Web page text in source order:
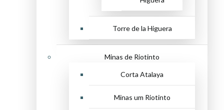
Torre de la Higuera
Minas de Riotinto
Corta Atalaya
Minas um Riotinto